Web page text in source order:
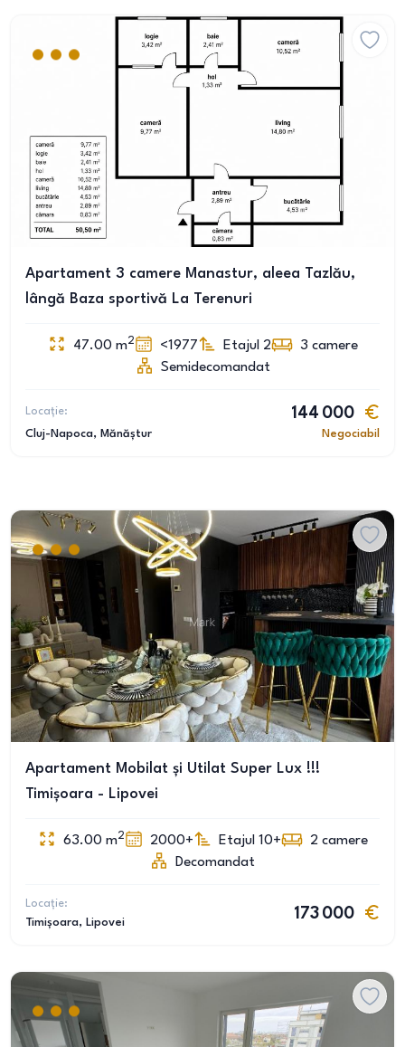
Apartament 3 camere Manastur, aleea Tazlău,
lângă Baza sportivă La Terenuri
47.00 m2 <1977 Etajul 2 3 camere
Semidecomandat
Locație:
Cluj-Napoca, Mănăștur
144 000
Negociabil
Apartament Mobilat și Utilat Super Lux !!!
Timișoara - Lipovei
63.00 m2 2000+ Etajul 10+ 2 camere
Decomandat
Locație:
Timișoara, Lipovei
173 000